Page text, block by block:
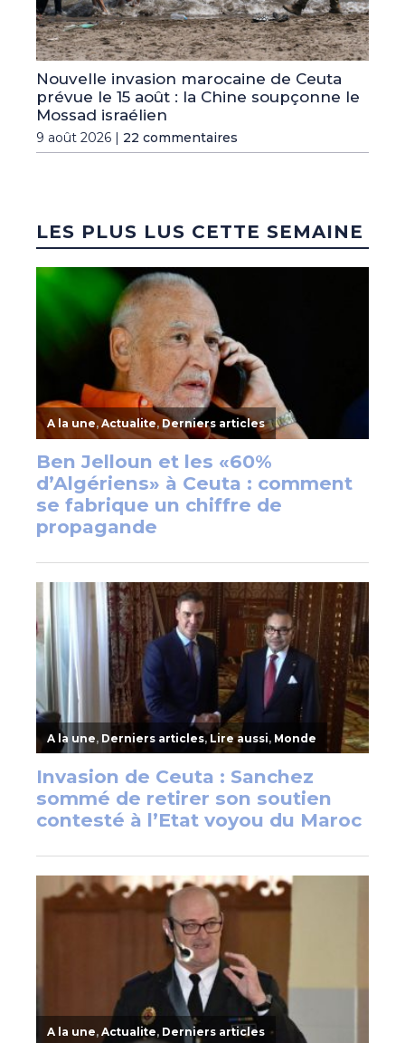
Nouvelle invasion marocaine de Ceuta
prévue le 15 août : la Chine soupçonne le
Mossad israélien
9 août 2026 | 22 commentaires
LES PLUS LUS CETTE SEMAINE